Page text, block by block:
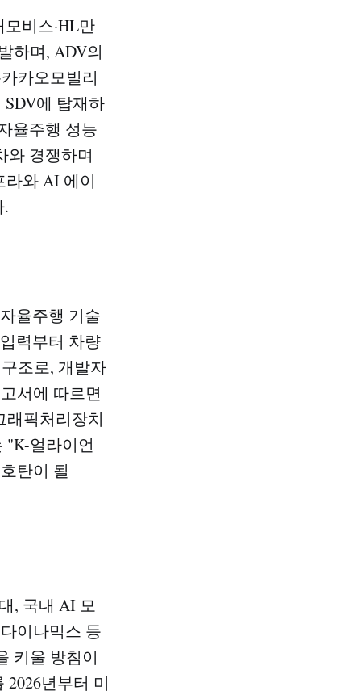
비스·HL만
하며, ADV의
카오모빌리
에 탑재하
율주행 성능
와 경쟁하며
와 AI 에이
율주행 기술
력부터 차량
조로, 개발자
서에 따르면
래픽처리장치
"K-얼라이언
탄이 될
, 국내 AI 모
이나믹스 등
키울 방침이
년부터 미